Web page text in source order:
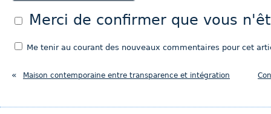
Merci de confirmer que vous
Me tenir au courant des nouveaux commentaires pour cet
« Maison contemporaine entre transparence et intégration